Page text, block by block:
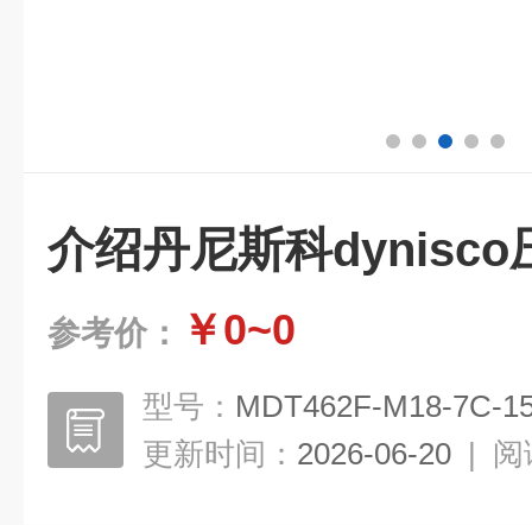
介绍丹尼斯科dynisco
参考价： ￥0~0
型号： MDT462F-M18-7C-
更新时间： 2026-06-20 | 阅